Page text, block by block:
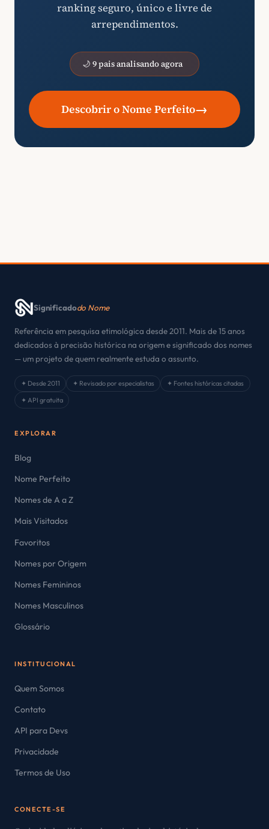
ranking seguro, único e livre de
arrependimentos.
🌙 9 pais analisando agora
Descobrir o Nome Perfeito→
Significadodo Nome
Referência em pesquisa etimológica desde 2011. Mais de 15 anos
dedicados à precisão histórica na origem e significado dos nomes
— um projeto de quem realmente estuda o assunto.
✦ Desde 2011 ✦ Revisado por especialistas
✦ Fontes históricas citadas
✦ API gratuita
EXPLORAR
Blog
Nome Perfeito
Nomes de A a Z
Mais Visitados
Favoritos
Nomes por Origem
Nomes Femininos
Nomes Masculinos
Glossário
INSTITUCIONAL
Quem Somos
Contato
API para Devs
Privacidade
Termos de Uso
CONECTE-SE